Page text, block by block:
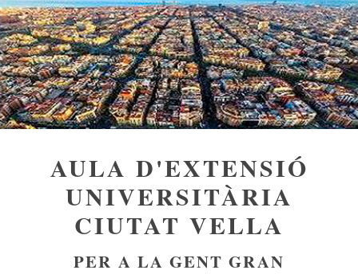
AULA D'EXTENSIÓ
UNIVERSITÀRIA
CIUTAT VELLA
PER A LA GENT GRAN